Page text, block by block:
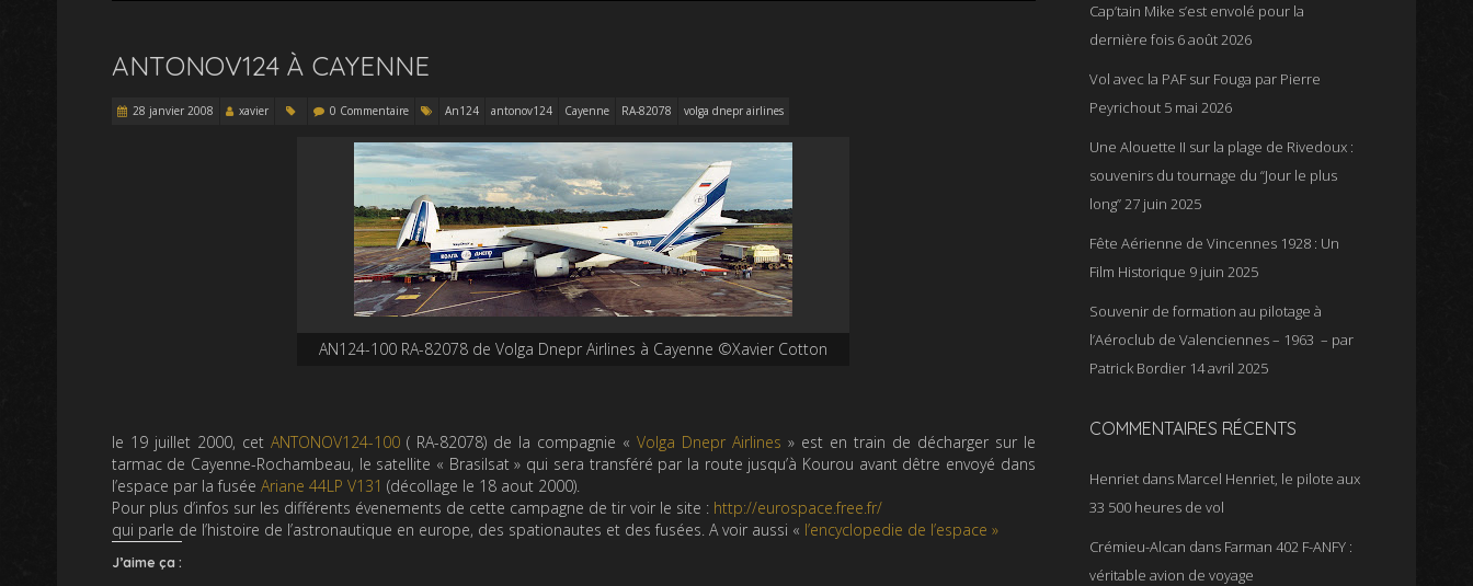
ANTONOV124 À CAYENNE
28 janvier 2008 xavier 0 Commentaire An124 antonov124 Cayenne RA-82078 volga dnepr airlines
AN124-100 RA-82078 de Volga Dnepr Airlines à Cayenne ©Xavier Cotton
le 19 juillet 2000, cet ANTONOV124-100 ( RA-82078) de la compagnie « Volga Dnepr Airlines » est en train de décharger sur le
tarmac de Cayenne-Rochambeau, le satellite « Brasilsat » qui sera transféré par la route jusqu’à Kourou avant dêtre envoyé dans
l’espace par la fusée Ariane 44LP V131 (décollage le 18 aout 2000).
Pour plus d’infos sur les différents évenements de cette campagne de tir voir le site : http://eurospace.free.fr/
qui parle de l’histoire de l’astronautique en europe, des spationautes et des fusées. A voir aussi « l’encyclopedie de l’espace »
J’aime ça :
Cap’tain Mike s’est envolé pour la
dernière fois 6 août 2026
Vol avec la PAF sur Fouga par Pierre
Peyrichout 5 mai 2026
Une Alouette II sur la plage de Rivedoux :
souvenirs du tournage du “Jour le plus
long”27 juin 2025
Fête Aérienne de Vincennes 1928 : Un
Film Historique 9 juin 2025
Souvenir de formation au pilotage à
l’Aéroclub de Valenciennes – 1963 – par
Patrick Bordier 14 avril 2025
COMMENTAIRES RÉCENTS
Henriet dans Marcel Henriet, le pilote aux
33 500 heures de vol
Crémieu-Alcan dans Farman 402 F-ANFY :
véritable avion de voyage